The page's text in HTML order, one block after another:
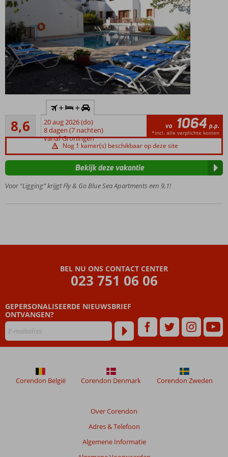
Nabij het
gezellige
Rethymnon
Slechts 20
zandstrand
Heerlijk
8,6
Aanrader
82
beoordelingen
+ +
20 aug 2026 (do)
8 dagen (7 nachten)
vanaf Groningen
va 1064 p.p.
*incl. alle verplichte kosten
Nog 1 kamer(s) beschikbaar op deze site
Voor “Ligging” krijgt Fly & Go Blue Sea Apartments een 9,1!
Bekijk deze vakantie
BEL NU ONS CONTACT CENTER
023 751 06 06
GEPERSONALISEERDE NIEUWSBRIEF
ONTVANGEN?
Over Corendon
Adres & Telefoon
Algemene Informatie
Corendon België Corendon Denmark Corendon Zweden